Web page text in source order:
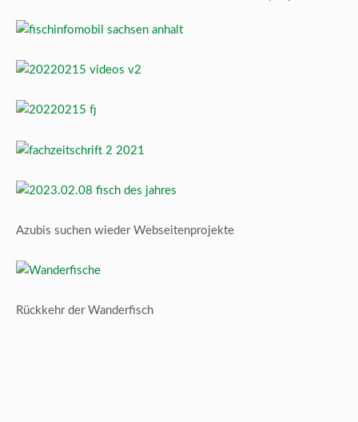
Azubis suchen wieder Webseitenprojekte
Rückkehr der Wanderfisch